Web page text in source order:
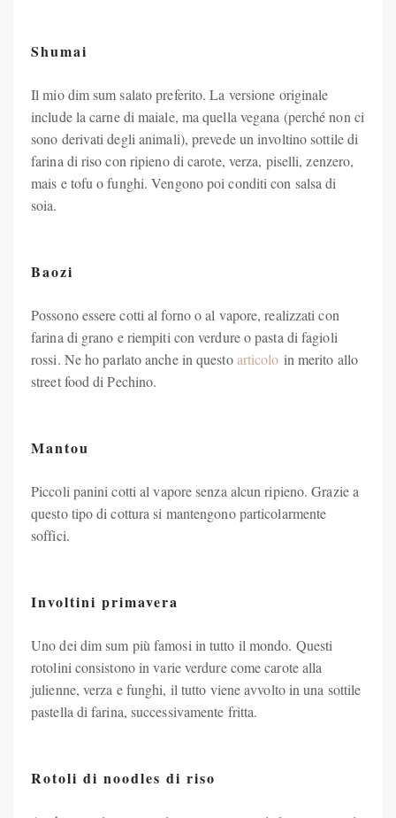
Shumai
Il mio dim sum salato preferito. La versione originale
include la carne di maiale, ma quella vegana (perché non ci
sono derivati degli animali), prevede un involtino sottile di
farina di riso con ripieno di carote, verza, piselli, zenzero,
mais e tofu o funghi. Vengono poi conditi con salsa di
soia.
Baozi
Possono essere cotti al forno o al vapore, realizzati con
farina di grano e riempiti con verdure o pasta di fagioli
rossi. Ne ho parlato anche in questoarticolo in merito allo
street food di Pechino.
Mantou
Piccoli panini cotti al vapore senza alcun ripieno. Grazie a
questo tipo di cottura si mantengono particolarmente
soffici.
Involtini primavera
Uno dei dim sum più famosi in tutto il mondo. Questi
rotolini consistono in varie verdure come carote alla
julienne, verza e funghi, il tutto viene avvolto in una sottile
pastella di farina, successivamente fritta.
Rotoli di noodles di riso